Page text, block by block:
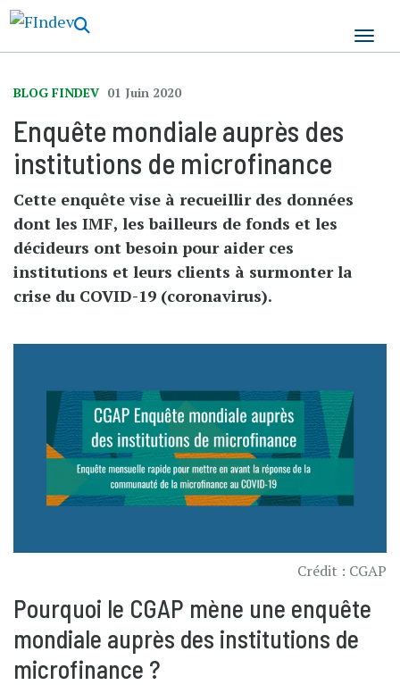
BLOG FINDEV 01 Juin 2020
Enquête mondiale auprès des
institutions de microfinance
Cette enquête vise à recueillir des données
dont les IMF, les bailleurs de fonds et les
décideurs ont besoin pour aider ces
institutions et leurs clients à surmonter la
crise du COVID-19 (coronavirus).
Crédit : CGAP
Pourquoi le CGAP mène une enquête
mondiale auprès des institutions de
microfinance ?